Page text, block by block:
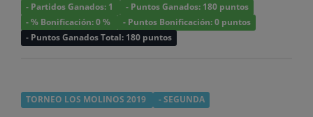
- Partidos Ganados: 1
- Puntos Ganados: 180 puntos
- % Bonificación: 0 %
- Puntos Bonificación: 0 puntos
- Puntos Ganados Total: 180 puntos
TORNEO LOS MOLINOS 2019 - SEGUNDA